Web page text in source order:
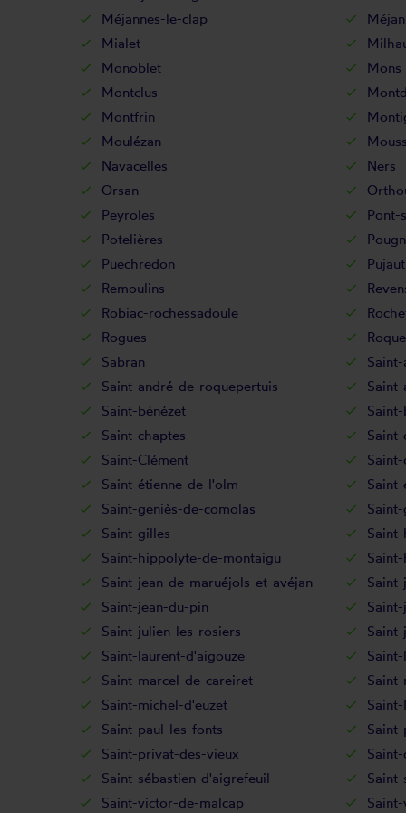
Méjannes-le-clap
Mialet
Monoblet
Mons
Montclus
Montfrin
Moulézan
Navacelles
Ners
Orsan
Peyroles
Pont-
Potelières
Puechredon
Pujaut
Remoulins
Robiac-rochessadoule
Rogues
Sabran
Saint-andré-de-roquepertuis
Saint-bénézet
Saint-chaptes
Saint-Clément
Saint-étienne-de-l'olm
Saint-geniès-de-comolas
Saint-gilles
Saint-hippolyte-de-montaigu
Saint-jean-de-maruéjols-et-avéjan
Saint-jean-du-pin
Saint-julien-les-rosiers
Saint-laurent-d'aigouze
Saint-marcel-de-careiret
Saint-michel-d'euzet
Saint-paul-les-fonts
Saint-privat-des-vieux
Saint-sébastien-d'aigrefeuil
Saint-victor-de-malcap